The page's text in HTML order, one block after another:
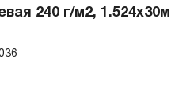
240 г/м2, 1.524х30м